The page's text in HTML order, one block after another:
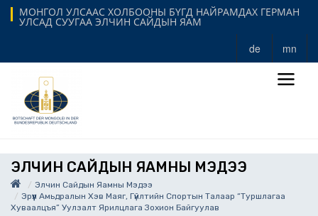
МОНГОЛ УЛСААС ХОЛБООНЫ БҮГД НАЙРАМДАХ ГЕРМАН
УЛСАД СУУГАА ЭЛЧИН САЙДЫН ЯАМ
de mn
ЭЛЧИН САЙДЫН ЯАМНЫ МЭДЭЭ
Элчин Сайдын Яамны Мэдээ
Эрүүл Амьдралын Хэв Маяг, Гүйлтийн Спортын Талаар “Туршлагаа
Хуваалцъя” Уулзалт Ярилцлага Зохион Байгуулав